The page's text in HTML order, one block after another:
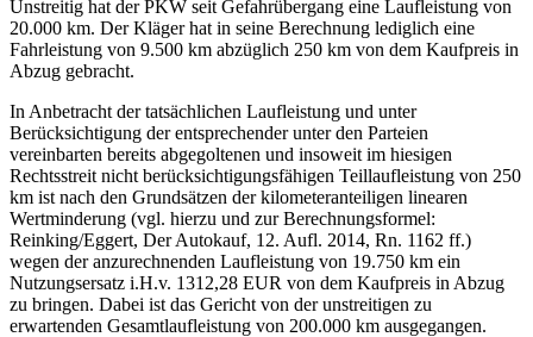
Unstreitig hat der PKW seit Gefahrübergang eine Laufleistung von
20.000 km. Der Kläger hat in seine Berechnung lediglich eine
Fahrleistung von 9.500 km abzüglich 250 km von dem Kaufpreis in
Abzug gebracht.
In Anbetracht der tatsächlichen Laufleistung und unter
Berücksichtigung der entsprechender unter den Parteien
vereinbarten bereits abgegoltenen und insoweit im hiesigen
Rechtsstreit nicht berücksichtigungsfähigen Teillaufleistung von 250
km ist nach den Grundsätzen der kilometeranteiligen linearen
Wertminderung (vgl. hierzu und zur Berechnungsformel:
Reinking/Eggert, Der Autokauf, 12. Aufl. 2014, Rn. 1162 ff.)
wegen der anzurechnenden Laufleistung von 19.750 km ein
Nutzungsersatz i.H.v. 1312,28 EUR von dem Kaufpreis in Abzug
zu bringen. Dabei ist das Gericht von der unstreitigen zu
erwartenden Gesamtlaufleistung von 200.000 km ausgegangen.